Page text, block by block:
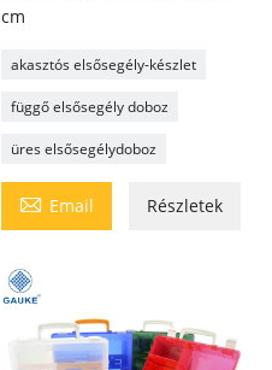
cm
akasztós elsősegély-készlet
függő elsősegély doboz
üres elsősegélydoboz
 Email Részletek